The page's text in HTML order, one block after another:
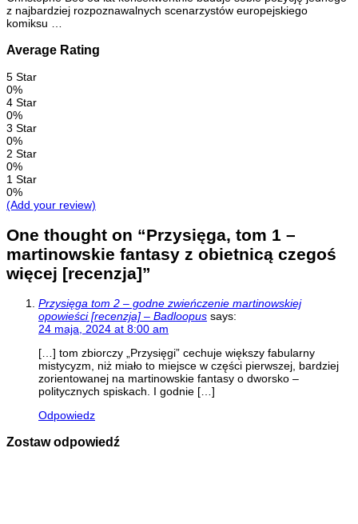
z najbardziej rozpoznawalnych scenarzystów europejskiego
komiksu …
Average Rating
5 Star
0%
4 Star
0%
3 Star
0%
2 Star
0%
1 Star
0%
(Add your review)
One thought on “Przysięga, tom 1 –
martinowskie fantasy z obietnicą czegoś
więcej [recenzja]”
Przysięga tom 2 – godne zwieńczenie martinowskiej
opowieści [recenzja] – Badloopus says:
24 maja, 2024 at 8:00 am
[…] tom zbiorczy „Przysięgi” cechuje większy fabularny
mistycyzm, niż miało to miejsce w części pierwszej, bardziej
zorientowanej na martinowskie fantasy o dworsko –
politycznych spiskach. I godnie […]
Odpowiedz
Zostaw odpowiedź